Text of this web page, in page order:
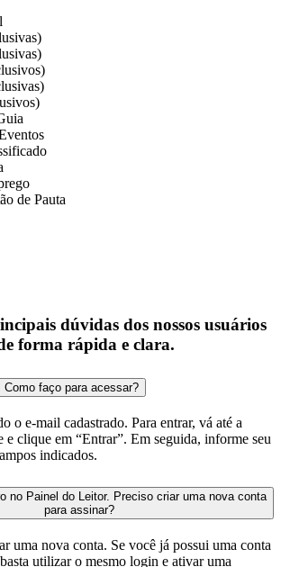
de Pauta
dúvidas dos nossos usuários
forma rápida e clara.
faço para acessar?
o e-mail cadastrado. Para entrar, vá até a
e clique em “Entrar”. Em seguida, informe seu
indicados.
no Painel do Leitor. Preciso criar uma nova conta
para assinar?
uma nova conta. Se você já possui uma conta
utilizar o mesmo login e ativar uma